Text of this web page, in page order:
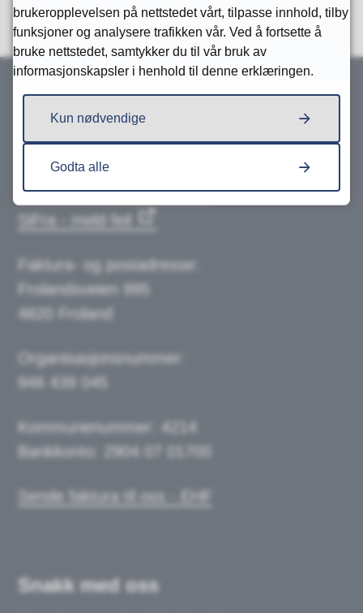
Skriv til oss
Send e-post
Send sikker digital post
SiFra - meld feil
Faktura- og postadresse:
Frolandsveien 995
4820 Froland
Organisasjonsnummer:
946 439 045
Kommunenummer: 4214
Bankkonto: 2904 07 01700
Sende faktura til oss - EHF
Snakk med oss
brukeropplevelsen på nettstedet vårt, tilpasse innhold, tilby
funksjoner og analysere trafikken vår. Ved å fortsette å
bruke nettstedet, samtykker du til vår bruk av
informasjonskapsler i henhold til denne erklæringen.
Kun nødvendige
Godta alle